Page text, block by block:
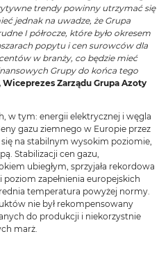
trendy powinny utrzymać się
jednak na uwadze, że Grupa
I półrocze, które było okresem
popytu i cen surowców dla
w branży, co będzie mieć
Grupy do końca tego
Zarządu Grupa Azoty
w tym: energii elektrycznej i węgla
gazu ziemnego w Europie przez
na stabilnym wysokim poziomie,
Stabilizacji cen gazu,
ubiegłym, sprzyjała rekordowa
zapełnienia europejskich
temperatura powyżej normy.
nie był rekompensowany
do produkcji i niekorzystnie
marż.